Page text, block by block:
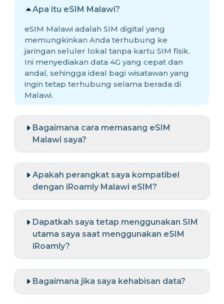
Apa itu eSIM Malawi?
eSIM Malawi adalah SIM digital yang
memungkinkan Anda terhubung ke
jaringan seluler lokal tanpa kartu SIM fisik.
Ini menyediakan data 4G yang cepat dan
andal, sehingga ideal bagi wisatawan yang
ingin tetap terhubung selama berada di
Malawi.
Bagaimana cara memasang eSIM
Malawi saya?
Apakah perangkat saya kompatibel
dengan iRoamly Malawi eSIM?
Dapatkah saya tetap menggunakan SIM
utama saya saat menggunakan eSIM
iRoamly?
Bagaimana jika saya kehabisan data?